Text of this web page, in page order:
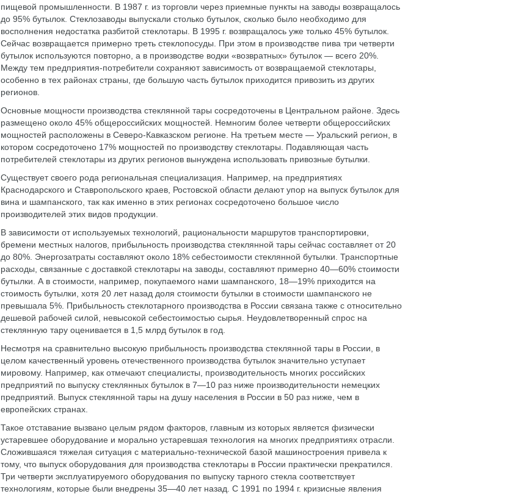
пищевой промышленности. В 1987 г. из торговли через приемные пункты на заводы возвращалось
до 95% бутылок. Стеклозаводы выпускали столько бутылок, сколько было необходимо для
восполнения недостатка разбитой стеклотары. В 1995 г. возвращалось уже только 45% бутылок.
Сейчас возвращается примерно треть стеклопосуды. При этом в производстве пива три четверти
бутылок используются повторно, а в производстве водки «возвратных» бутылок — всего 20%.
Между тем предприятия-потребители сохраняют зависимость от возвращаемой стеклотары,
особенно в тех районах страны, где большую часть бутылок приходится привозить из других
регионов.
Основные мощности производства стеклянной тары сосредоточены в Центральном районе. Здесь
размещено около 45% общероссийских мощностей. Немногим более четверти общероссийских
мощностей расположены в Северо-Кавказском регионе. На третьем месте — Уральский регион, в
котором сосредоточено 17% мощностей по производству стеклотары. Подавляющая часть
потребителей стеклотары из других регионов вынуждена использовать привозные бутылки.
Существует своего рода региональная специализация. Например, на предприятиях
Краснодарского и Ставропольского краев, Ростовской области делают упор на выпуск бутылок для
вина и шампанского, так как именно в этих регионах сосредоточено большое число
производителей этих видов продукции.
В зависимости от используемых технологий, рациональности маршрутов транспортировки,
бремени местных налогов, прибыльность производства стеклянной тары сейчас составляет от 20
до 80%. Энергозатраты составляют около 18% себестоимости стеклянной бутылки. Транспортные
расходы, связанные с доставкой стеклотары на заводы, составляют примерно 40—60% стоимости
бутылки. А в стоимости, например, покупаемого нами шампанского, 18—19% приходится на
стоимость бутылки, хотя 20 лет назад доля стоимости бутылки в стоимости шампанского не
превышала 5%. Прибыльность стеклотарного производства в России связана также с относительно
дешевой рабочей силой, невысокой себестоимостью сырья. Неудовлетворенный спрос на
стеклянную тару оценивается в 1,5 млрд бутылок в год.
Несмотря на сравнительно высокую прибыльность производства стеклянной тары в России, в
целом качественный уровень отечественного производства бутылок значительно уступает
мировому. Например, как отмечают специалисты, производительность многих российских
предприятий по выпуску стеклянных бутылок в 7—10 раз ниже производительности немецких
предприятий. Выпуск стеклянной тары на душу населения в России в 50 раз ниже, чем в
европейских странах.
Такое отставание вызвано целым рядом факторов, главным из которых является физически
устаревшее оборудование и морально устаревшая технология на многих предприятиях отрасли.
Сложившаяся тяжелая ситуация с материально-технической базой машиностроения привела к
тому, что выпуск оборудования для производства стеклотары в России практически прекратился.
Три четверти эксплуатируемого оборудования по выпуску тарного стекла соответствует
технологиям, которые были внедрены 35—40 лет назад. С 1991 по 1994 г. кризисные явления